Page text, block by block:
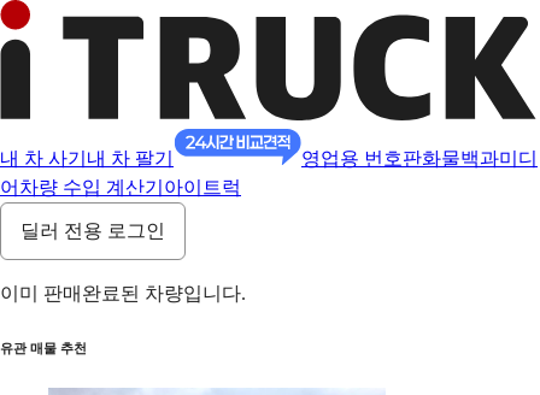
내 차 사기 내 차 팔기 영업용 번호판화물백과미디
어 차량 수입 계산기 아이트럭
딜러 전용 로그인
이미 판매완료된 차량입니다.
유관 매물 추천